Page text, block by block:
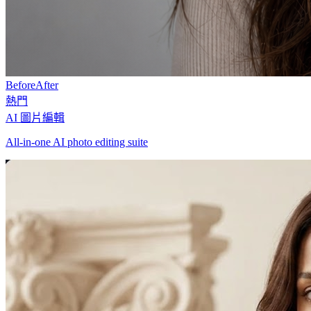
BeforeAfter
熱門
AI 圖片編輯
All-in-one AI photo editing suite